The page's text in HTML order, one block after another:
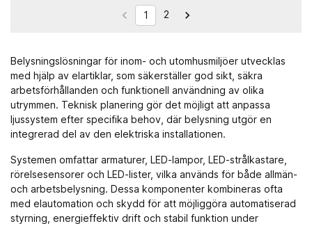
 1 2 
Belysningslösningar för inom- och utomhusmiljöer utvecklas
med hjälp av elartiklar, som säkerställer god sikt, säkra
arbetsförhållanden och funktionell användning av olika
utrymmen. Teknisk planering gör det möjligt att anpassa
ljussystem efter specifika behov, där belysning utgör en
integrerad del av den elektriska installationen.
Systemen omfattar armaturer, LED-lampor, LED-strålkastare,
rörelsesensorer och LED-lister, vilka används för både allmän-
och arbetsbelysning. Dessa komponenter kombineras ofta
med elautomation och skydd för att möjliggöra automatiserad
styrning, energieffektiv drift och stabil funktion under